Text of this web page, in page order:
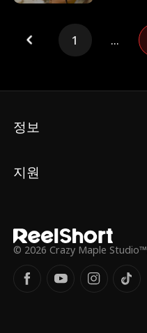
1 ...
정보
지원
© 2026 Crazy Maple